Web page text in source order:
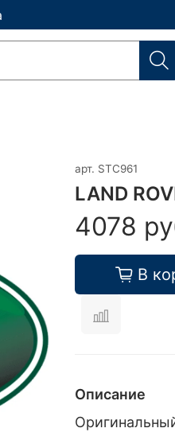
арт. STC961
LAND
4078
В
Описание